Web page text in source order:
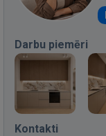
Darbu piemēri
Kontakti